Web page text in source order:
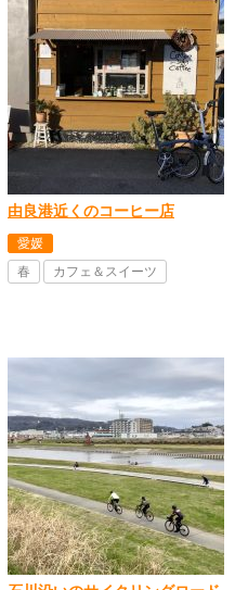
由良港近くのコーヒー店
愛媛
春
カフェ＆スイーツ